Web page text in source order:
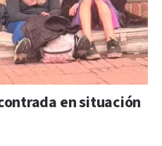
en situación